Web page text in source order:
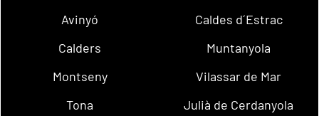
Avinyó
Caldes d´Estrac
Calders
Muntanyola
Montseny
Vilassar de Mar
Tona
Julià de Cerdanyola